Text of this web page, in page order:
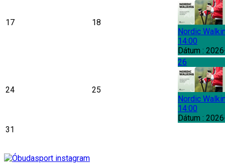
17 18
Nordic
14:00
Dátum :
24 25
26
Nordic
14:00
Dátum :
31